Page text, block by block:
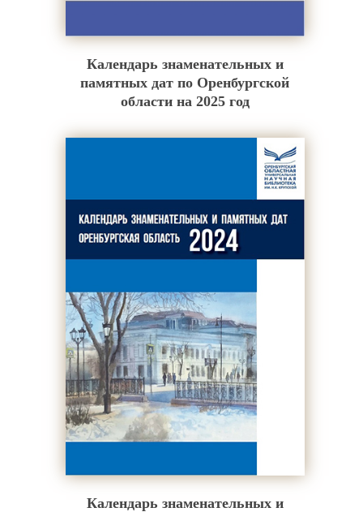
Календарь знаменательных и
памятных дат по Оренбургской
области на 2025 год
Календарь знаменательных и